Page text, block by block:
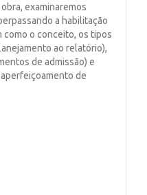
examinaremos
a habilitação
o conceito, os tipos
ao relatório),
de admissão) e
de